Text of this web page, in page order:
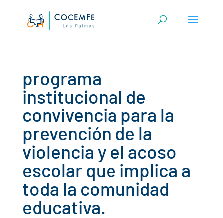
content
programa
institucional de
convivencia para la
prevención de la
violencia y el acoso
escolar que implica a
toda la comunidad
educativa.